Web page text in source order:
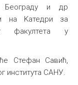
Београду и др
на Kатедри за
факултета у
Стефан Савић,
института САНУ.